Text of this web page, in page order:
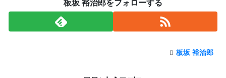
板坂 裕治郎をフォローする
板坂 裕治郎